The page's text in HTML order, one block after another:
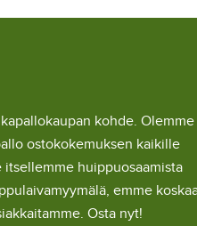
kohde. Olemme
ostokokemuksen kaikille
itsellemme huippuosaamista
emme
Osta nyt!